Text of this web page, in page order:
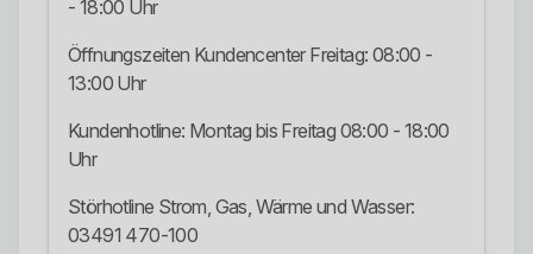
- 18:00 Uhr
Öffnungszeiten Kundencenter Freitag: 08:00 -
13:00 Uhr
Kundenhotline: Montag bis Freitag 08:00 - 18:00
Uhr
Störhotline Strom, Gas, Wärme und Wasser:
03491 470-100